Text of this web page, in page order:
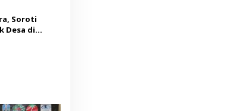
Soroti
Desa di